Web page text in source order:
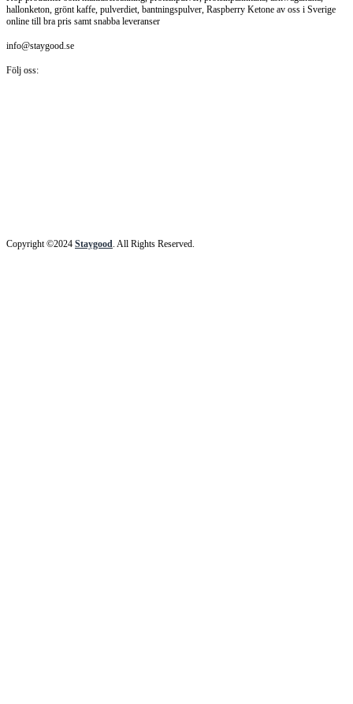
hallonketon, grönt kaffe, pulverdiet, bantningspulver, Raspberry Ketone av oss i Sverige
online till bra pris samt snabba leveranser
info@staygood.se
Följ oss:
Copyright ©2024 Staygood . All Rights Reserved.